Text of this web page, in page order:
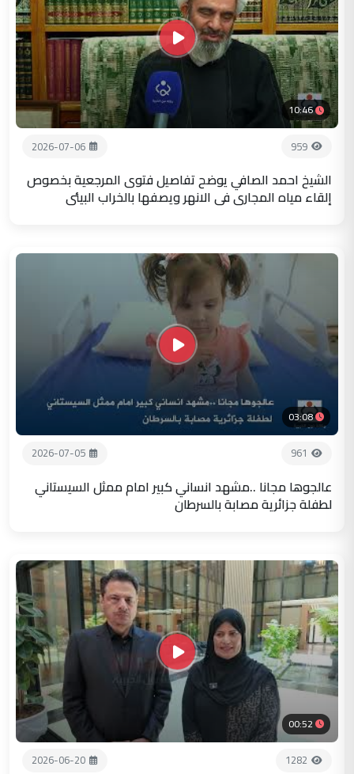
10:46
959
2026-07-06
الشيخ احمد الصافي يوضح تفاصيل فتوى المرجعية بخصوص
إلقاء مياه المجاري في الانهر ويصفها بالخراب البيئي
03:08
961
2026-07-05
عالجوها مجانا ..مشهد انساني كبير امام ممثل السيستاني
لطفلة جزائرية مصابة بالسرطان
00:52
1282
2026-06-20